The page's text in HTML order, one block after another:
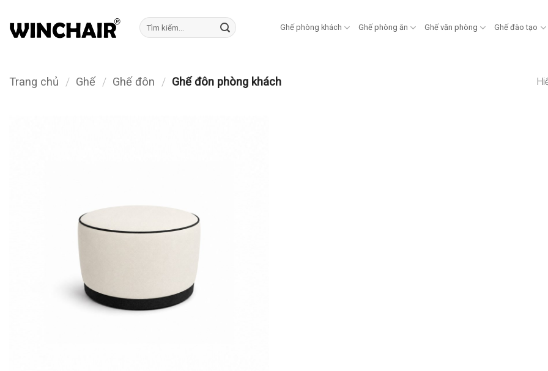
qua
Tìm
kiếm:
Ghế phòng khách Ghế phòng ăn Ghế văn phòng Ghế đào tạo
Trang chủ / Ghế / Ghế đôn / Ghế đôn phòng khách